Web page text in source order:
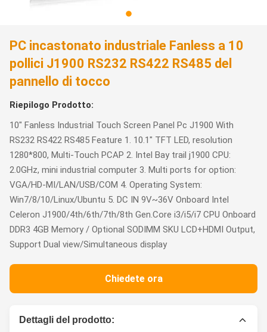
PC incastonato industriale Fanless a 10
pollici J1900 RS232 RS422 RS485 del
pannello di tocco
Riepilogo Prodotto:
10" Fanless Industrial Touch Screen Panel Pc J1900 With
RS232 RS422 RS485 Feature 1. 10.1" TFT LED, resolution
1280*800, Multi-Touch PCAP 2. Intel Bay trail j1900 CPU:
2.0GHz, mini industrial computer 3. Multi ports for option:
VGA/HD-MI/LAN/USB/COM 4. Operating System:
Win7/8/10/Linux/Ubuntu 5. DC IN 9V~36V Onboard Intel
Celeron J1900/4th/6th/7th/8th Gen.Core i3/i5/i7 CPU Onboard
DDR3 4GB Memory / Optional SODIMM SKU LCD+HDMI Output,
Support Dual view/Simultaneous display
Chiedete ora
Dettagli del prodotto: